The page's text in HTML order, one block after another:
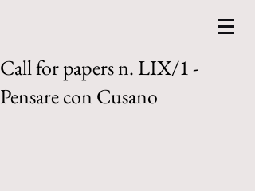
Call for papers n. LIX/1 -
Pensare con Cusano